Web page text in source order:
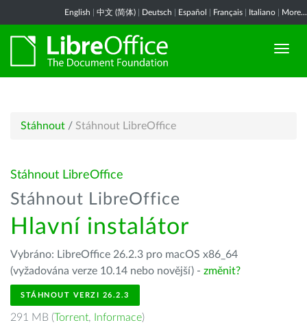
English 中文 (简体) Deutsch Español Français Italiano More...
Stáhnout / Stáhnout LibreOffice
Stáhnout LibreOffice
Stáhnout LibreOffice
Hlavní instalátor
Vybráno: LibreOffice 26.2.3 pro macOS x86_64
(vyžadována verze 10.14 nebo novější) - změnit?
STÁHNOUT VERZI 26.2.3
291 MB (Torrent, Informace)